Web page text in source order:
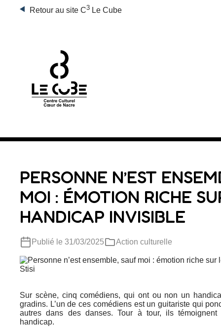
Retour au site C3 Le Cube
PERSONNE N’EST
MOI : ÉMOTION RICHE
HANDICAP INVISIBLE
Publié le 31/03/2025 Action culturelle
Sur scène, cinq comédiens, qui ont ou non un
gradins. L’un de ces comédiens est un guitariste qui
autres dans des danses. Tour à tour, ils
handicap.
Rechercher